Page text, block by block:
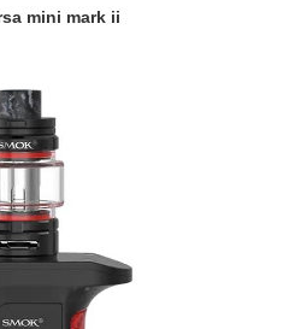
mini mark ii